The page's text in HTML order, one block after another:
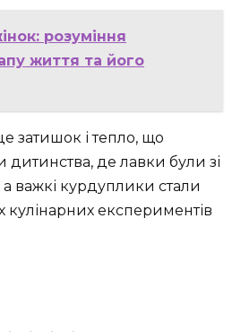
розуміння
життя та його
затишок і тепло, що
дитинства, де лавки були зі
важкі курдуплики стали
експериментів